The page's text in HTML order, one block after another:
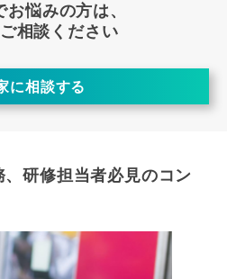
悩みの方は、
相談ください
に相談する
研修担当者必見のコン